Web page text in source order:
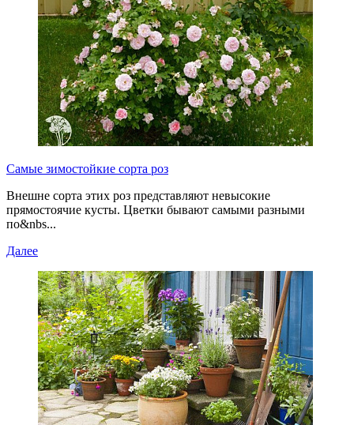
Самые зимостойкие сорта роз
Внешне сорта этих роз представляют невысокие
прямостоячие кусты. Цветки бывают самыми разными
по&nbs...
Далее